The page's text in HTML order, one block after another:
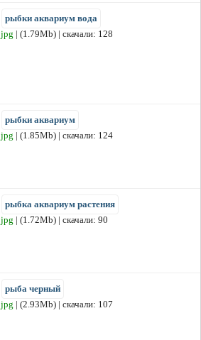
рыбки аквариум вода
jpg | (1.79Mb) | скачали: 128
рыбки аквариум
jpg | (1.85Mb) | скачали: 124
рыбка аквариум растения
jpg | (1.72Mb) | скачали: 90
рыба черный
jpg | (2.93Mb) | скачали: 107